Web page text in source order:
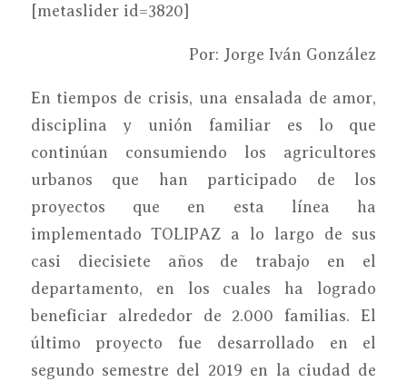
[metaslider id=3820]
Por: Jorge Iván González
En tiempos de crisis, una ensalada de amor,
disciplina y unión familiar es lo que
continúan consumiendo los agricultores
urbanos que han participado de los
proyectos que en esta línea ha
implementado TOLIPAZ a lo largo de sus
casi diecisiete años de trabajo en el
departamento, en los cuales ha logrado
beneficiar alrededor de 2.000 familias. El
último proyecto fue desarrollado en el
segundo semestre del 2019 en la ciudad de